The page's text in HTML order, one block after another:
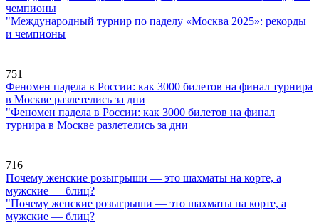
чемпионы
"Международный турнир по паделу «Москва 2025»: рекорды
и чемпионы
751
Феномен падела в России: как 3000 билетов на финал турнира
в Москве разлетелись за дни
"Феномен падела в России: как 3000 билетов на финал
турнира в Москве разлетелись за дни
716
Почему женские розыгрыши — это шахматы на корте, а
мужские — блиц?
"Почему женские розыгрыши — это шахматы на корте, а
мужские — блиц?